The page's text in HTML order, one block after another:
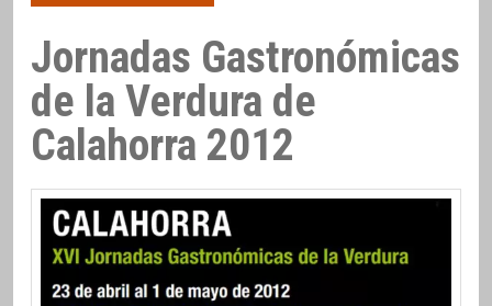
Jornadas Gastronómicas
de la Verdura de
Calahorra 2012